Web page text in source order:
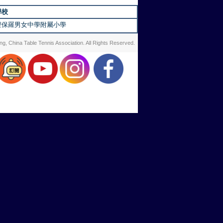
校
保羅男女中學附屬小學